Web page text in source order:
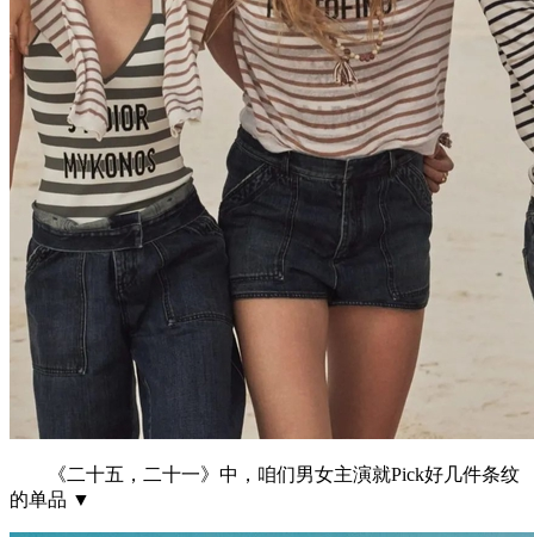
《二十五，二十一》中，咱们男女主演就Pick好几件条纹
的单品 ▼